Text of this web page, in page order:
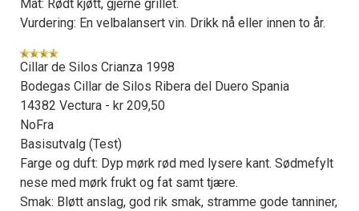
Mat: Rødt kjøtt, gjerne grillet.
Vurdering: En velbalansert vin. Drikk nå eller innen to år.
Cillar de Silos Crianza 1998
Bodegas Cillar de Silos Ribera del Duero Spania
14382 Vectura - kr 209,50
NoFra
Basisutvalg (Test)
Farge og duft: Dyp mørk rød med lysere kant. Sødmefylt
nese med mørk frukt og fat samt tjære.
Smak: Bløtt anslag, god rik smak, stramme gode tanniner,